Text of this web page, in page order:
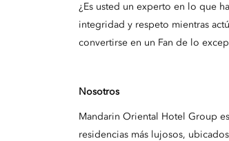
¿Es usted un experto en lo que
integridad y respeto mientras
convertirse en un Fan de lo
Nosotros
Mandarin Oriental Hotel Group
residencias más lujosos,